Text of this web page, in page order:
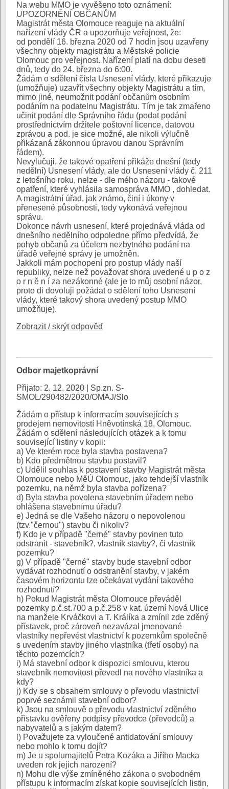
Na webu MMO je vyvěšeno toto oznámení:
UPOZORNĚNÍ OBČANŮM
Magistrát města Olomouce reaguje na aktuální
nařízení vlády ČR a upozorňuje veřejnost, že:
od pondělí 16. března 2020 od 7 hodin jsou uzavřeny
všechny objekty magistrátu a Městské policie
Olomouc pro veřejnost. Nařízení platí na dobu deseti
dnů, tedy do 24. března do 6:00.
Žádám o sdělení čísla Usnesení vlády, které přikazuje
(umožňuje) uzavřít všechny objekty Magistrátu a tím,
mimo jiné, neumožnit podání občanům osobním
podáním na podatelnu Magistrátu. Tím je tak zmařeno
učinit podání dle Správního řádu (podat podání
prostřednictvím držitele poštovní licence, datovou
zprávou a pod. je sice možné, ale nikoli výlučně
přikázaná zákonnou úpravou danou Správním
řádem).
Nevylučuji, že takové opatření přikáže dnešní (tedy
nedělní) Usnesení vlády, ale do Usnesení vlády č. 211
z letošního roku, nelze - dle mého názoru - takové
opatření, které vyhlásila samospráva MMO , dohledat.
A magistrátní úřad, jak známo, činí i úkony v
přenesené působnosti, tedy vykonává veřejnou
správu.
Dokonce návrh usnesení, které projednává vláda od
dnešního nedělního odpoledne přímo předvídá, že
pohyb občanů za účelem nezbytného podání na
úřadě veřejné správy je umožněn.
Jakkoli mám pochopení pro postup vlády naší
republiky, nelze než považovat shora uvedené u p o z
o r n ě n í za nezákonné (ale je to můj osobní názor,
proto di dovoluji požádat o sdělení toho Usnesení
vlády, které takový shora uvedený postup MMO
umožňuje).
Zobrazit / skrýt odpověď
Odbor majetkoprávní
Přijato: 2. 12. 2020 | Sp.zn. S-
SMOL/290482/2020/OMAJ/Slo
Žádám o přístup k informacím souvisejících s
prodejem nemovitostí Hněvotínská 18, Olomouc.
Žádám o sdělení následujících otázek a k tomu
související listiny v kopii:
a) Ve kterém roce byla stavba postavena?
b) Kdo předmětnou stavbu postavil?
c) Udělil souhlas k postavení stavby Magistrát města
Olomouce nebo MěÚ Olomouc, jako tehdejší vlastník
pozemku, na němž byla stavba pořízena?
d) Byla stavba povolena stavebním úřadem nebo
ohlášena stavebnímu úřadu?
e) Jedná se dle Vašeho názoru o nepovolenou
(tzv."černou") stavbu či nikoliv?
f) Kdo je v případě "černé" stavby povinen tuto
odstranit - stavebník?, vlastník stavby?, či vlastník
pozemku?
g) V případě "černé" stavby bude stavební odbor
vydávat rozhodnutí o odstranění stavby, v jakém
časovém horizontu lze očekávat vydání takového
rozhodnutí?
h) Pokud Magistrát města Olomouce převáděl
pozemky p.č.st.700 a p.č.258 v kat. území Nová Ulice
na manžele Krváčkovi a T. Králíka a zmínil zde zděný
přístavek, proč zároveň nezavázal jmenované
vlastníky nepřevést vlastnictví k pozemkům společně
s uvedením stavby jiného vlastníka (třetí osoby) na
těchto pozemcích?
i) Má stavební odbor k dispozici smlouvu, kterou
stavebník nemovitost převedl na nového vlastníka a
kdy?
j) Kdy se s obsahem smlouvy o převodu vlastnictví
poprvé seznámil stavební odbor?
k) Jsou na smlouvě o převodu vlastnictví zděného
přístavku ověřeny podpisy převodce (převodců) a
nabyvatelů a s jakým datem?
l) Považujete za vyloučené antidatování smlouvy
nebo mohlo k tomu dojít?
m) Je u spolumajitelů Petra Kozáka a Jiřího Macka
uveden rok jejich narození?
n) Mohu dle výše zmíněného zákona o svobodném
přístupu k informacím získat kopie souvisejících listin,